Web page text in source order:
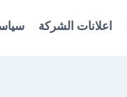
اعلانات الشركة